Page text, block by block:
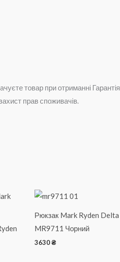
товар при отриманні Гарантія
прав споживачів.
Рюкзак Mark Ryden Delta
MR9711 Чорний
3630₴